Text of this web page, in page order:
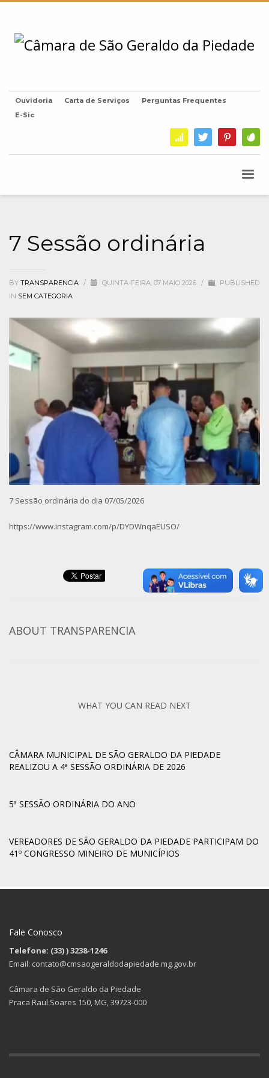
Ouvidoria Carta de Serviços
Perguntas Frequentes
E-Sic
7 Sessão ordinária
BY TRANSPARENCIA / QUINTA-FEIRA, 07 MAIO 2026 /
PUBLISHED
IN SEM CATEGORIA
7 Sessão ordinária do dia 07/05/2026
https://www.instagram.com/p/DYDWnqaEUSO/
ABOUT TRANSPARENCIA
WHAT YOU CAN READ NEXT
CÂMARA MUNICIPAL DE SÃO GERALDO DA PIEDADE
REALIZOU A 4ª SESSÃO ORDINÁRIA DE 2026
5ª SESSÃO ORDINÁRIA DO ANO
VEREADORES DE SÃO GERALDO DA PIEDADE PARTICIPAM DO
41º CONGRESSO MINEIRO DE MUNICÍPIOS
Fale Conosco
Telefone: (33)) 3238-1246
Email: contato@cmsaogeraldodapiedade.mg.gov.br
Câmara de São Geraldo da Piedade
Praca Raul Soares 150, MG, 39723-000